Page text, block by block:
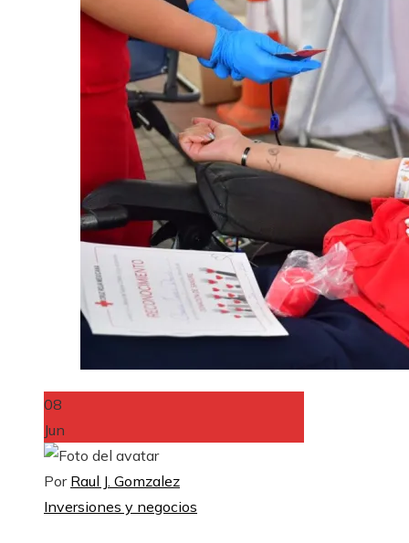
08
Jun
Por Raul J. Gomzalez
Inversiones y negocios